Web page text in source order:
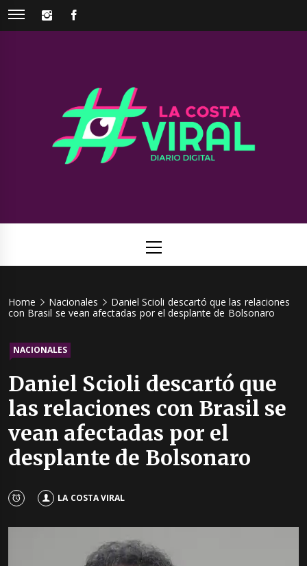
Skip
INSTAGRAM
Viral
Menu
Home Nacionales
Daniel Scioli descartó que las relaciones
con Brasil se vean afectadas por el desplante de Bolsonaro
NACIONALES
Daniel Scioli descartó que
las relaciones con Brasil se
vean afectadas por el
desplante de Bolsonaro
LA COSTA VIRAL